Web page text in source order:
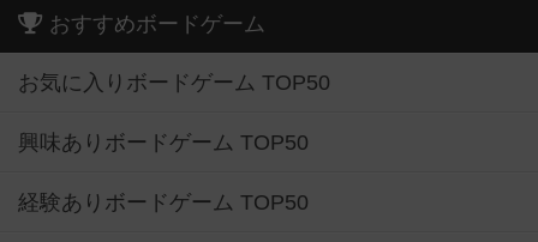
おすすめボードゲーム
お気に入りボードゲーム TOP50
興味ありボードゲーム TOP50
経験ありボードゲーム TOP50